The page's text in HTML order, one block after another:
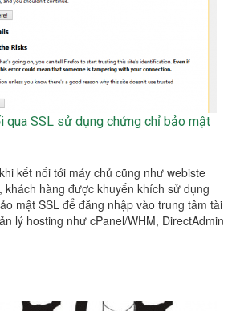
qua SSL sử dụng chứng chỉ bảo mật
kết nối tới máy chủ cũng như webiste
khách hàng được khuyến khích sử dụng
mật SSL để đăng nhập vào trung tâm tài
lý hosting như cPanel/WHM, DirectAdmin